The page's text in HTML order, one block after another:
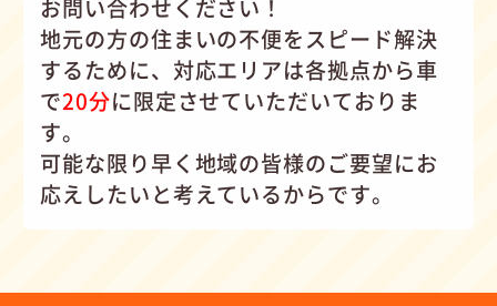
お問い合わせください！
地元の方の住まいの不便をスピード解決
するために、対応エリアは各拠点から車
で20分に限定させていただいておりま
す。
可能な限り早く地域の皆様のご要望にお
応えしたいと考えているからです。